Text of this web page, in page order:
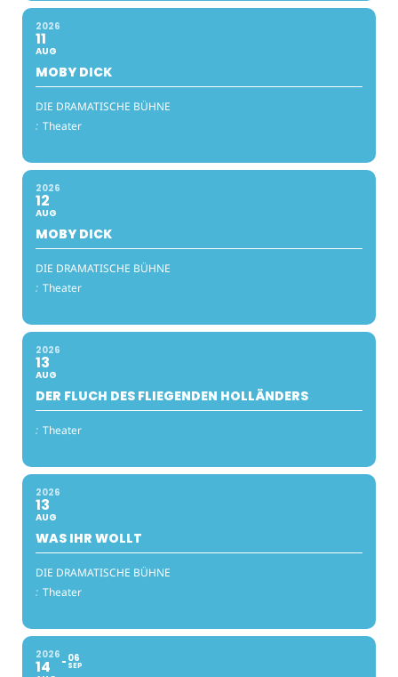
2026
11
AUG
MOBY DICK
DIE DRAMATISCHE BÜHNE
: Theater
2026
12
AUG
MOBY DICK
DIE DRAMATISCHE BÜHNE
: Theater
2026
13
AUG
DER FLUCH DES FLIEGENDEN HOLLÄNDERS
: Theater
2026
13
AUG
WAS IHR WOLLT
DIE DRAMATISCHE BÜHNE
: Theater
2026
14 06
SEP